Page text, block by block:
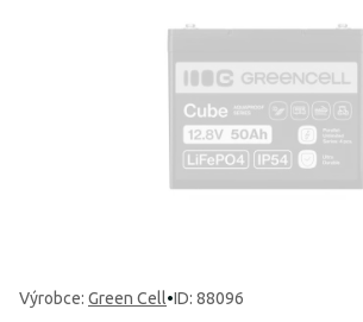
Výrobce: Green Cell•ID: 88096